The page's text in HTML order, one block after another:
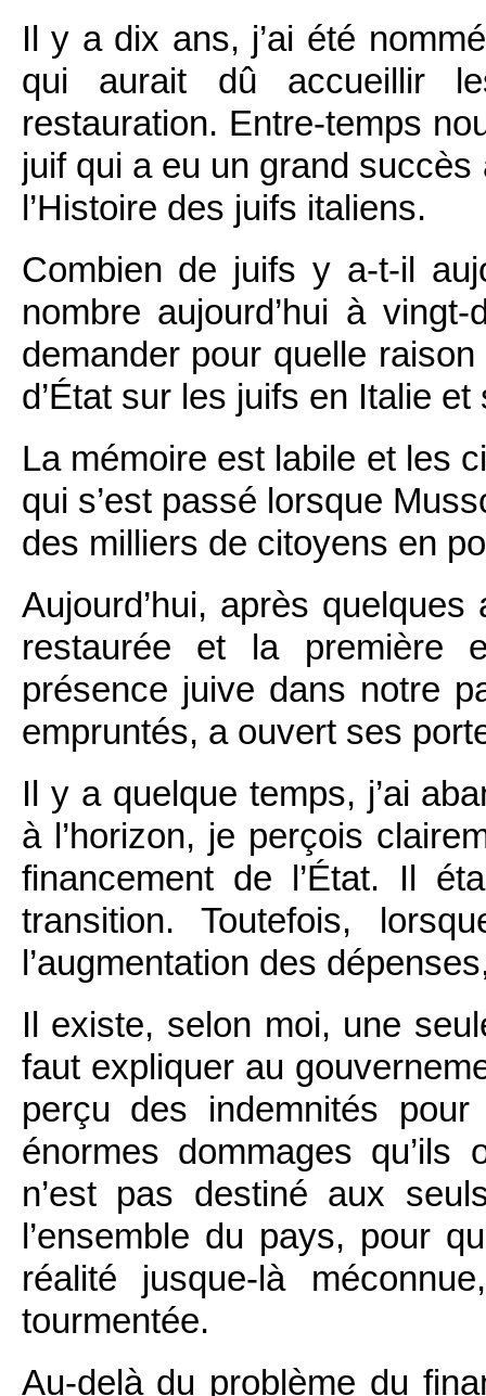
Il y a dix ans, j’ai été
qui aurait dû accueillir
restauration. Entre-temps
juif qui a eu un grand
l’Histoire des juifs italiens.
Combien de juifs y a-t-il
nombre aujourd’hui à
demander pour quelle
d’État sur les juifs en Italie
La mémoire est labile et les
qui s’est passé lorsque
des milliers de citoyens en
Aujourd’hui, après
restaurée et la première
présence juive dans notre
empruntés, a ouvert ses
Il y a quelque temps, j’ai
à l’horizon, je perçois
financement de l’État. Il
transition. Toutefois,
l’augmentation des
Il existe, selon moi, une
faut expliquer au
perçu des indemnités
énormes dommages
n’est pas destiné aux
l’ensemble du pays, pour
réalité jusque-là
tourmentée.
Au-delà du problème du